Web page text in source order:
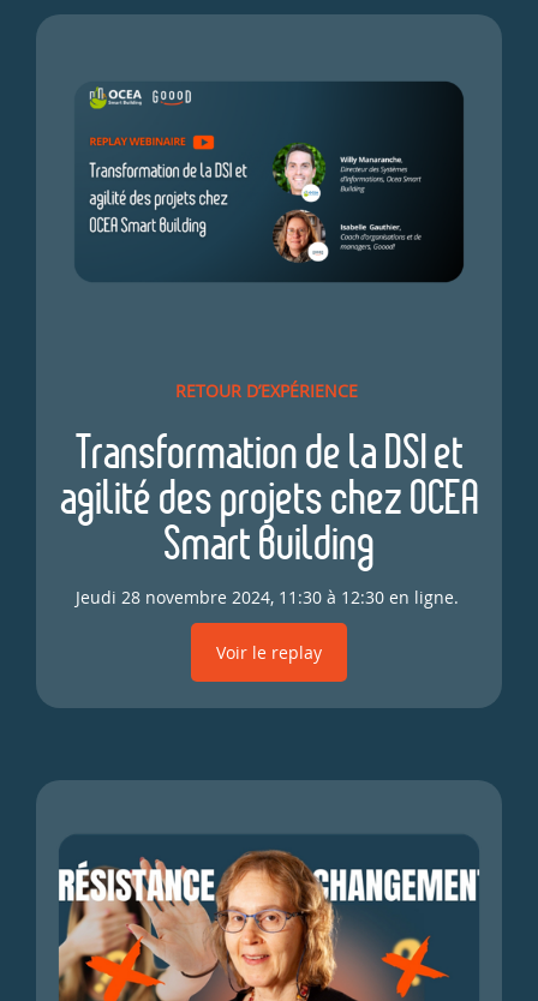
RETOUR D’EXPÉRIENCE
Transformation de la DSI et
agilité des projets chez OCEA
Smart Building
Jeudi 28 novembre 2024, 11:30 à 12:30 en ligne.
Voir le replay